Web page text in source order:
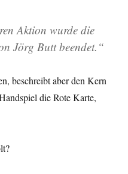
Aktion wurde die
Jörg Butt beendet.“
beschreibt aber den Kern
die Rote Karte,